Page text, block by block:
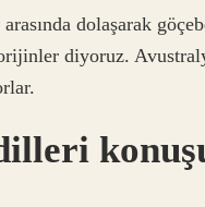
arasında dolaşarak
diyoruz.